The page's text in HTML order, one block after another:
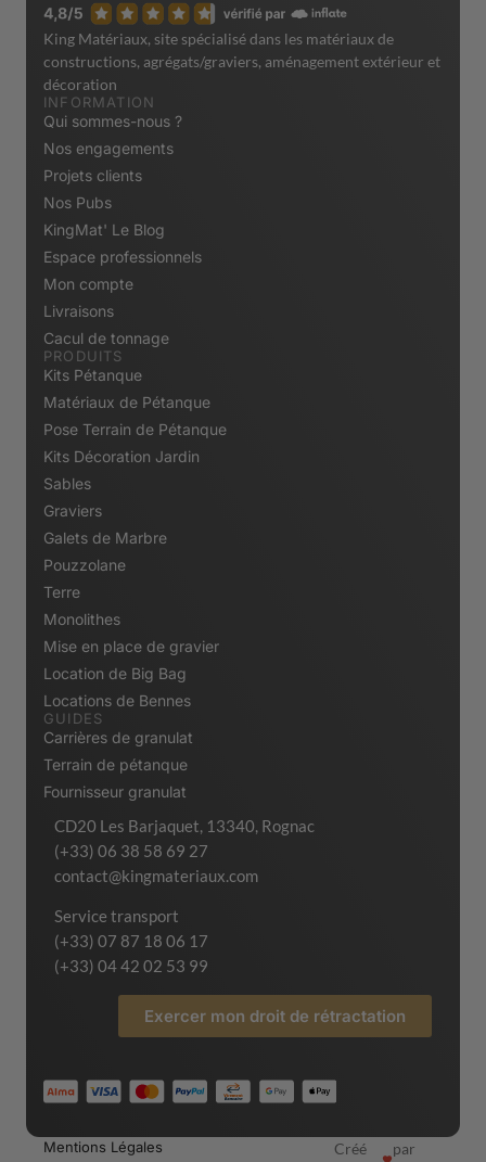
King Matériaux, site spécialisé dans les matériaux de
constructions, agrégats/graviers, aménagement extérieur et
décoration
INFORMATION
Qui sommes-nous ?
Nos engagements
Projets clients
Nos Pubs
KingMat' Le Blog
Espace professionnels
Mon compte
Livraisons
Cacul de tonnage
PRODUITS
Kits Pétanque
Matériaux de Pétanque
Pose Terrain de Pétanque
Kits Décoration Jardin
Sables
Graviers
Galets de Marbre
Pouzzolane
Terre
Monolithes
Mise en place de gravier
Location de Big Bag
Locations de Bennes
GUIDES
Carrières de granulat
Terrain de pétanque
Fournisseur granulat
CD20 Les Barjaquet, 13340, Rognac
(+33) 06 38 58 69 27
contact@kingmateriaux.com
Service transport
(+33) 07 87 18 06 17
(+33) 04 42 02 53 99
Exercer mon droit de rétractation
Mentions Légales
Créé
par